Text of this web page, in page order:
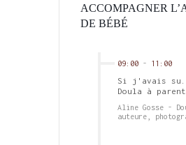
ACCOMPAGNER
DE BÉBÉ
09:00 - 11:00
Si j'avais
Doula à parent
Aline Gosse -
auteure,